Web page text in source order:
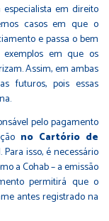
em direito
casos em que o
e passa o bem
em que os
Assim, em ambas
futuros, pois essas
pelo pagamento
no Cartório de
isso, é necessário
a Cohab – a emissão
permitirá que o
antes registrado na